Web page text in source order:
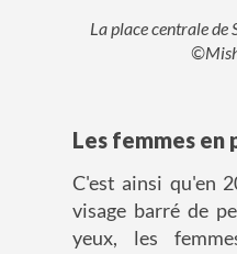
La place centrale de
Les femmes en
C'est ainsi qu'en
visage barré de
yeux, les